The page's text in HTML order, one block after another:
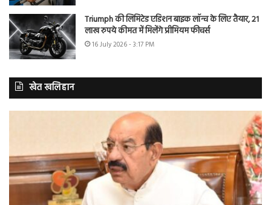
Triumph की लिमिटेड एडिशन बाइक लॉन्च के लिए तैयार, 21
लाख रुपये कीमत में मिलेंगे प्रीमियम फीचर्स
16 July 2026 - 3:17 PM
खेत खलिहान